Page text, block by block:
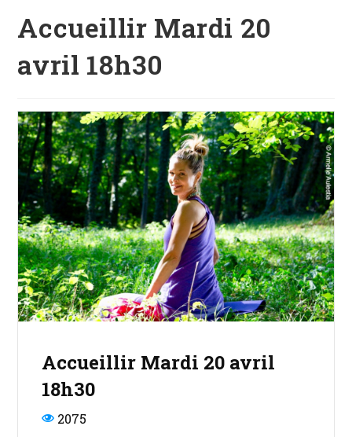
Accueillir Mardi 20
avril 18h30
Accueillir Mardi 20 avril
18h30
2075